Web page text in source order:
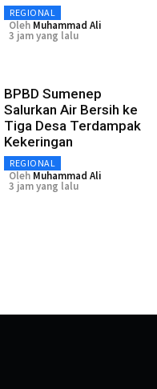
REGIONAL
Oleh Muhammad Ali
3 jam yang lalu
BPBD Sumenep
Salurkan Air Bersih ke
Tiga Desa Terdampak
Kekeringan
REGIONAL
Oleh Muhammad Ali
3 jam yang lalu